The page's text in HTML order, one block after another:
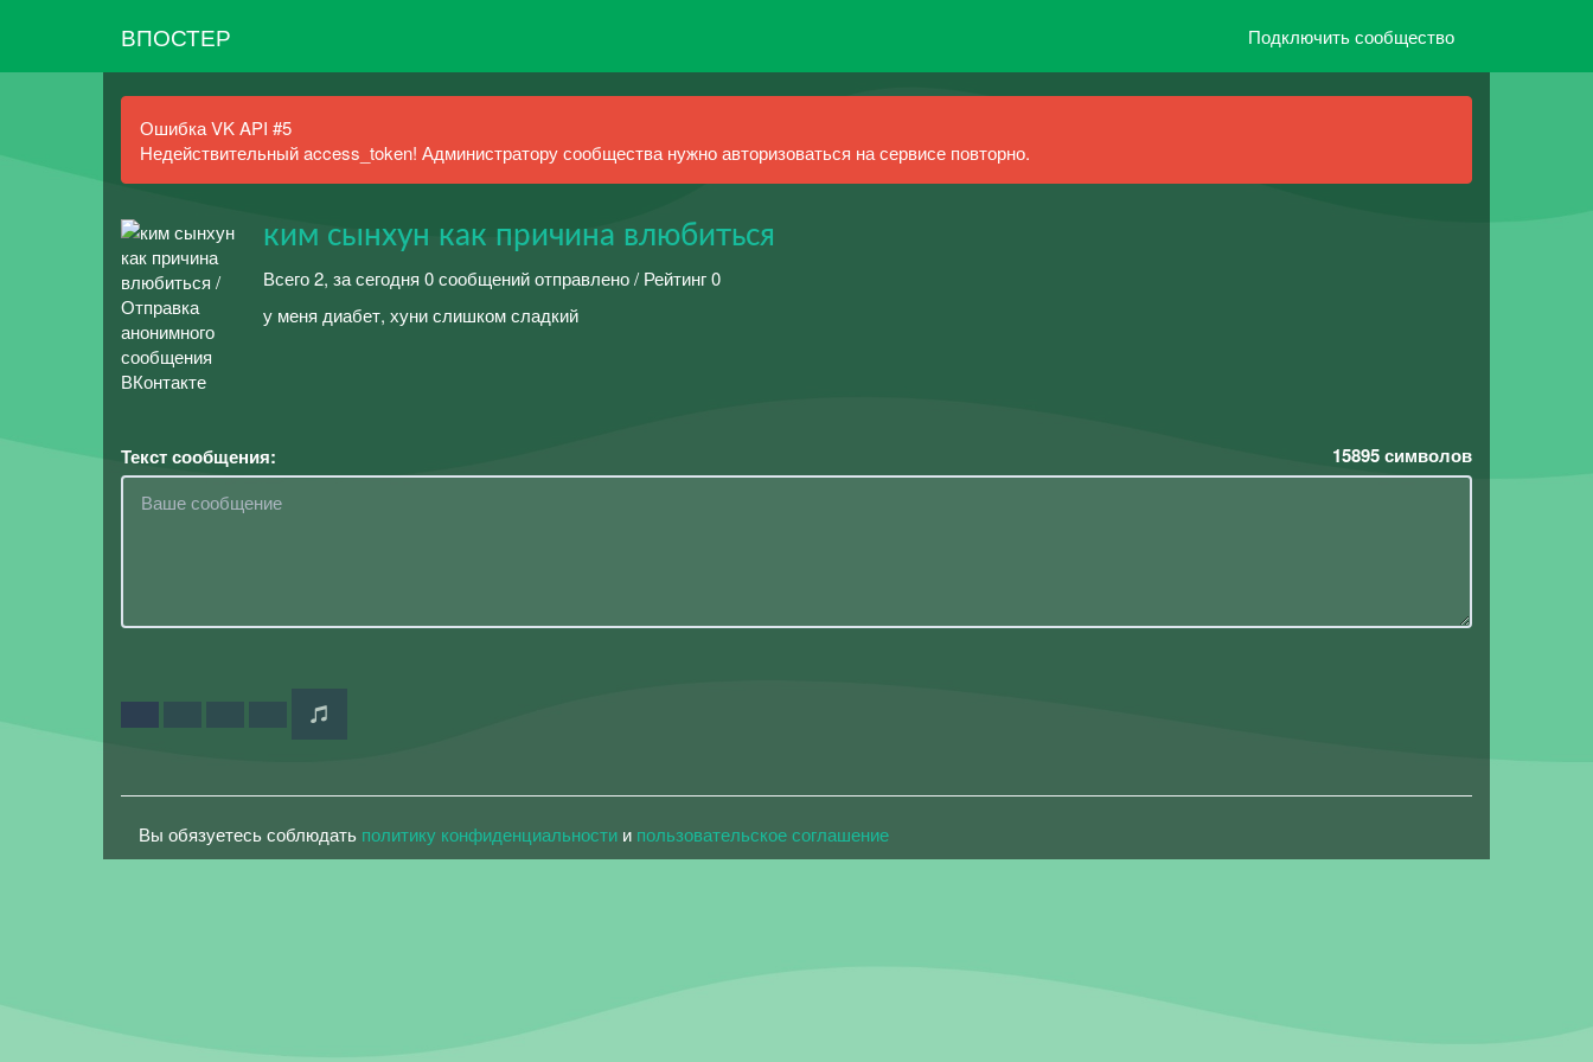
ВПОСТЕР Подключить сообщество
Ошибка VK API #5
Недействительный access_token! Администратору сообщества нужно авторизоваться на сервисе повторно.
ким сынхун как причина влюбиться
Всего 2, за сегодня 0 сообщений отправлено / Рейтинг 0
у меня диабет, хуни слишком сладкий
Текст сообщения: 15895символов
Вы обязуетесь соблюдать политику конфиденциальности и пользовательское соглашение